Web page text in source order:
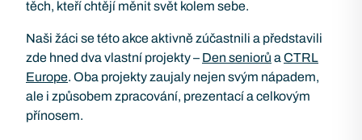
těch, kteří chtějí měnit svět kolem sebe.
Naši žáci se této akce aktivně zúčastnili a představili
zde hned dva vlastní projekty – Den seniorů a CTRL
Europe. Oba projekty zaujaly nejen svým nápadem,
ale i způsobem zpracování, prezentací a celkovým
přínosem.